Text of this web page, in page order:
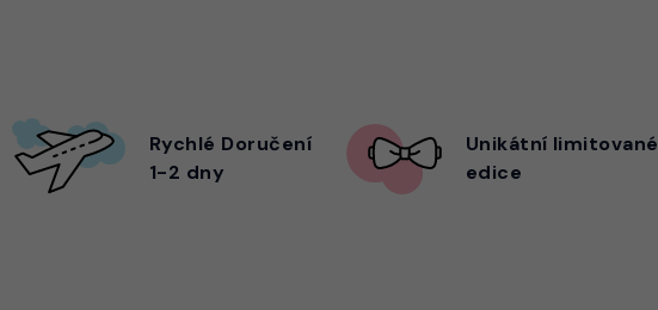
Rychlé Doručení
1-2 dny
Unikátní limitované
edice